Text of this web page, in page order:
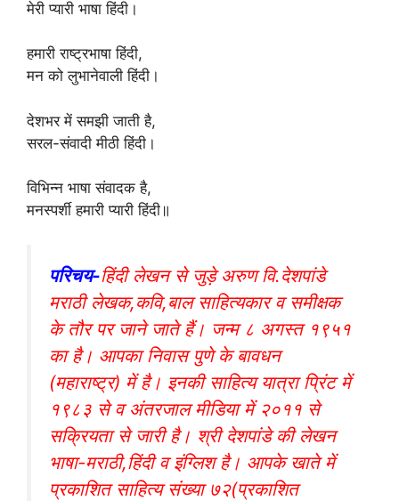
मेरी प्यारी भाषा हिंदी।
हमारी राष्ट्रभाषा हिंदी,
मन को लुभानेवाली हिंदी।
देशभर में समझी जाती है,
सरल-संवादी मीठी हिंदी।
विभिन्न भाषा संवादक है,
मनस्पर्शी हमारी प्यारी हिंदी॥
परिचय-हिंदी लेखन से जुड़े अरुण वि.देशपांडे
मराठी लेखक,कवि,बाल साहित्यकार व समीक्षक
के तौर पर जाने जाते हैं। जन्म ८ अगस्त १९५१
का है। आपका निवास पुणे के बावधन
(महाराष्ट्र) में है। इनकी साहित्य यात्रा प्रिंट में
१९८३ से व अंतरजाल मीडिया में २०११ से
सक्रियता से जारी है। श्री देशपांडे की लेखन
भाषा-मराठी,हिंदी व इंग्लिश है। आपके खाते में
प्रकाशित साहित्य संख्या ७२(प्रकाशित